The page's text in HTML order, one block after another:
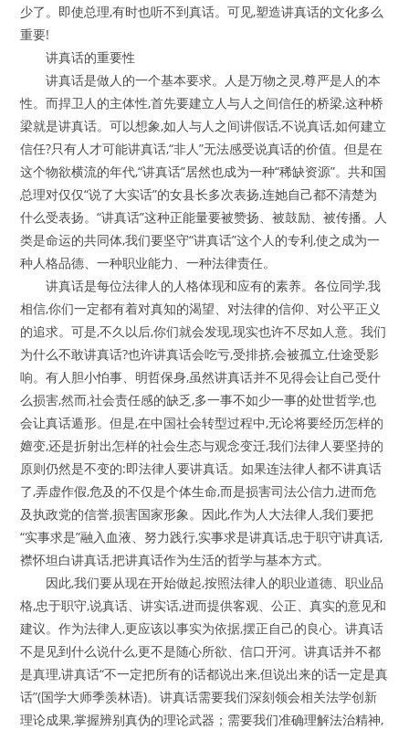
少了。即使总理,有时也听不到真话。可见,塑造讲真话的文化多么
重要!
讲真话的重要性
讲真话是做人的一个基本要求。人是万物之灵,尊严是人的本
性。而捍卫人的主体性,首先要建立人与人之间信任的桥梁,这种桥
梁就是讲真话。可以想象,如人与人之间讲假话,不说真话,如何建立
信任?只有人才可能讲真话,“非人”无法感受说真话的价值。但是在
这个物欲横流的年代,“讲真话”居然也成为一种“稀缺资源”。共和国
总理对仅仅“说了大实话”的女县长多次表扬,连她自己都不清楚为
什么受表扬。“讲真话”这种正能量要被赞扬、被鼓励、被传播。人
类是命运的共同体,我们要坚守“讲真话”这个人的专利,使之成为一
种人格品德、一种职业能力、一种法律责任。
讲真话是每位法律人的人格体现和应有的素养。各位同学,我
相信,你们一定都有着对真知的渴望、对法律的信仰、对公平正义
的追求。可是,不久以后,你们就会发现,现实也许不尽如人意。我们
为什么不敢讲真话?也许讲真话会吃亏,受排挤,会被孤立,仕途受影
响。有人胆小怕事、明哲保身,虽然讲真话并不见得会让自己受什
么损害,然而,社会责任感的缺乏,多一事不如少一事的处世哲学,也
会让真话遁形。但是,在中国社会转型过程中,无论将要经历怎样的
嬗变,还是折射出怎样的社会生态与观念变迁,我们法律人要坚持的
原则仍然是不变的:即法律人要讲真话。如果连法律人都不讲真话
了,弄虚作假,危及的不仅是个体生命,而是损害司法公信力,进而危
及执政党的信誉,损害国家形象。因此,作为人大法律人,我们要把
“实事求是”融入血液、努力践行,实事求是讲真话,忠于职守讲真话,
襟怀坦白讲真话,把讲真话作为生活的哲学与基本方式。
因此,我们要从现在开始做起,按照法律人的职业道德、职业品
格,忠于职守,说真话、讲实话,进而提供客观、公正、真实的意见和
建议。作为法律人,更应该以事实为依据,摆正自己的良心。讲真话
不是见到什么说什么,更不是随心所欲、信口开河。讲真话并不都
是真理,讲真话“不一定把所有的话都说出来,但说出来的话一定是真
话”(国学大师季羡林语)。讲真话需要我们深刻领会相关法学创新
理论成果,掌握辨别真伪的理论武器；需要我们准确理解法治精神,